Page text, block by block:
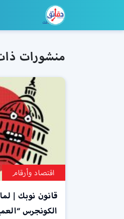
منشورات
اقتصاد وأرقام
قانون نوبك |
الكونجرس